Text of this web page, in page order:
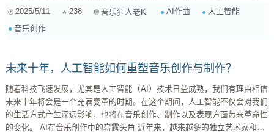
音乐人吗？AI创作的音乐有灵魂吗？今天，咱们就来扒一扒AI作曲的底裤，
看看它到底能干啥，又不能干啥。 一、AI作曲：是机遇还是威胁？ 先别急
着站队，咱们先来客观分析一下。AI作曲，简单来说，就是利用人工智能算
2025/5/11 238 音乐狂人老K AI作曲
人工智能
音乐创作
未来十年，人工智能如何重塑音乐创作与制作？
随着科技飞速发展，尤其是人工智能（AI）技术日益成熟，我们有理由相信
未来十年将会是一个充满变革的时期。在这个期间，人工智能不仅会对我们
的生活方式产生深远影响，也将在音乐创作、制作以及表现方面带来革命性
的变化。 AI在音乐创作中的崭露头角 近年来，越来越多的独立艺术家和大